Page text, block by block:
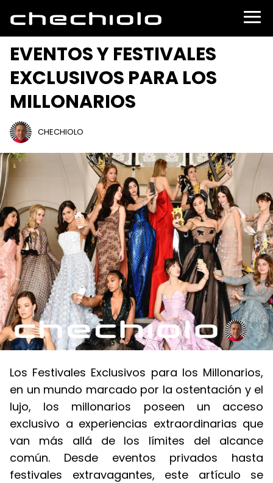
EVENTOS Y FESTIVALES
EXCLUSIVOS PARA LOS
MILLONARIOS
CHECHIOLO
Los Festivales Exclusivos para los Millonarios,
en un mundo marcado por la ostentación y el
lujo, los millonarios poseen un acceso
exclusivo a experiencias extraordinarias que
van más allá de los límites del alcance
común. Desde eventos privados hasta
festivales extravagantes, este artículo se